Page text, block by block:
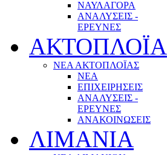
ΝΑΥΛΑΓΟΡΑ
ΑΝΑΛΥΣΕΙΣ -
ΕΡΕΥΝΕΣ
ΑΚΤΟΠΛΟΪΑ
ΝΕΑ ΑΚΤΟΠΛΟΪΑΣ
ΝΕΑ
ΕΠΙΧΕΙΡΗΣΕΙΣ
ΑΝΑΛΥΣΕΙΣ -
ΕΡΕΥΝΕΣ
ΑΝΑΚΟΙΝΩΣΕΙΣ
ΛΙΜΑΝΙΑ